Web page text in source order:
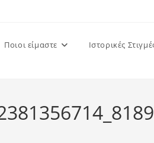
Ποιοι είμαστε Ιστορικές